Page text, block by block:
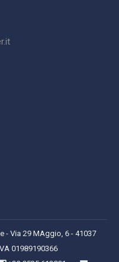
- Via 29 MAggio, 6 - 41037
01989190366